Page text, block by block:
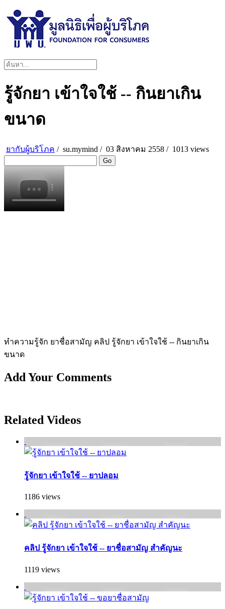
รู้จักยา เข้าใจใช้ -- กินยาเกิน
ขนาด
ยากับผู้บริโภค / su.mymind / 03 สิงหาคม 2558 / 1013 views
Go
ทำความรู้จัก ยาชื่อสามัญ คลิป รู้จักยา เข้าใจใช้ -- กินยาเกิน
ขนาด
Add Your Comments
Related Videos
รู้จักยา เข้าใจใช้ -- ยาปลอม
1186 views
คลิป รู้จักยา เข้าใจใช้ -- ยาชื่อสามัญ สำคัญนะ
1119 views